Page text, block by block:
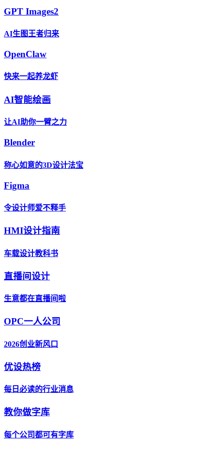
GPT Images2
AI生图王者归来
OpenClaw
快来一起养龙虾
AI智能绘画
让AI助你一臂之力
Blender
称心如意的3D设计法宝
Figma
令设计师爱不释手
HMI设计指南
车载设计教科书
直播间设计
生意都在直播间啦
OPC一人公司
2026创业新风口
优设热榜
每日必读的行业消息
教你做字库
每个公司都可有字库